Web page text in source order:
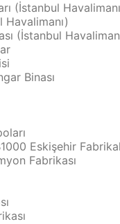
(İstanbul
(İstanbul
Binası
Eskişehir
Fabrikası